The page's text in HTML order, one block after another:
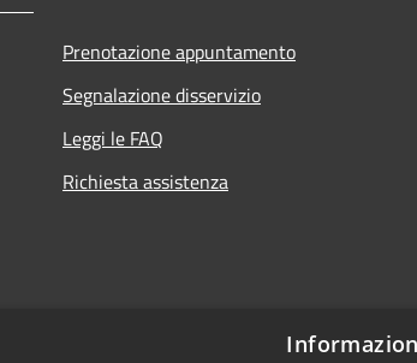
Prenotazione appuntamento
Segnalazione disservizio
Leggi le FAQ
Richiesta assistenza